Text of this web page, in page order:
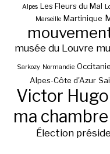
Alpes Les Fleurs du Mal
Marseille Martinique
musée du Louvre
Sarkozy Normandie Occitanie
Alpes-Côte d'Azur
Victor Hugo
ma chambre
Élection